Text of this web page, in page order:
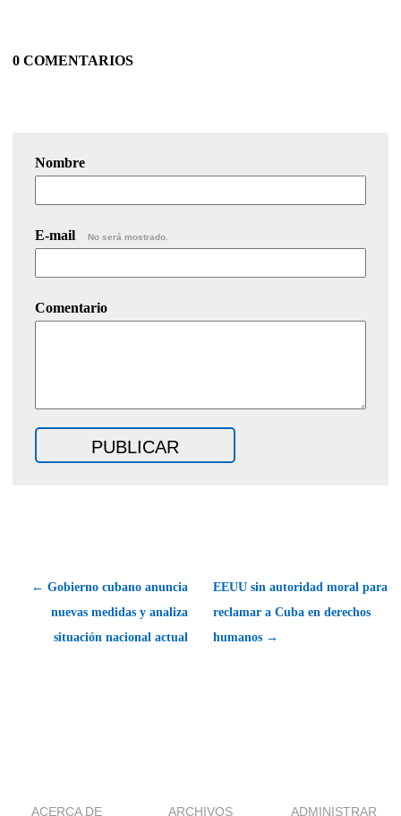
0 COMENTARIOS
Nombre
E-mail No será mostrado.
Comentario
← Gobierno cubano anuncia
nuevas medidas y analiza
situación nacional actual
EEUU sin autoridad moral para
reclamar a Cuba en derechos
humanos →
ACERCA DE ARCHIVOS ADMINISTRAR